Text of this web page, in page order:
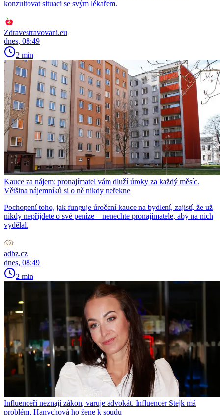
konzultovat situaci se svým lékařem.
Zdravestravovani.eu
dnes, 08:49
2 min
Kauce za nájem: pronajímatel vám dluží úroky za každý měsíc.
Většina nájemníků si o ně nikdy neřekne
Pochopení toho, jak funguje úročení kauce na bydlení, zajistí, že už
nikdy nepřijdete o své peníze – nenechte pronajímatele, aby na nich
vydělal.
adbz.cz
dnes, 08:49
2 min
Influenceři neznají zákon, varuje advokát. Influencer Stejk má
problém, Hanychová ho žene k soudu